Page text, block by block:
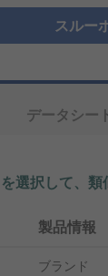
スルー
データシー
選択して、類
製品情報
ブランド